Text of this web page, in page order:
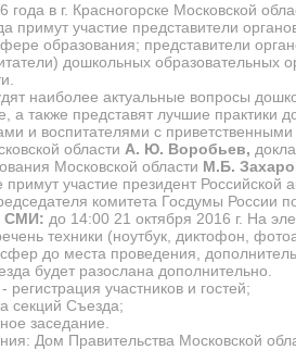
года в г. Красногорске Московской
примут участие представители
образования; представители
дошкольных образовательных
наиболее актуальные вопросы
а также представят лучшие практики
и воспитателями с
области А. Ю. Воробьев,
Московской области М.Б.
участие президент Российской
комитета Госдумы России
СМИ: до 14:00 21 октября 2016 г. На
техники (ноутбук, диктофон,
до места проведения,
будет разослана дополнительно.
регистрация участников и гостей;
секций Съезда;
заседание.
Дом Правительства Московской